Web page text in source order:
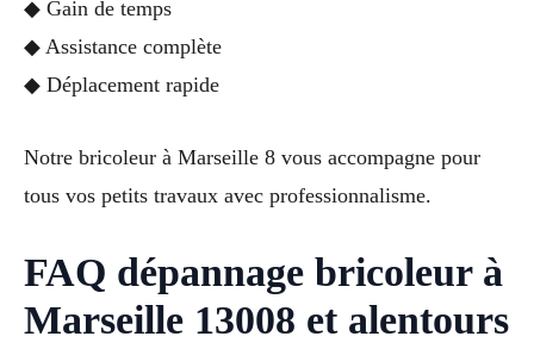
◆ Gain de temps
◆ Assistance complète
◆ Déplacement rapide
Notre bricoleur à Marseille 8 vous accompagne pour
tous vos petits travaux avec professionnalisme.
FAQ dépannage bricoleur à
Marseille 13008 et alentours